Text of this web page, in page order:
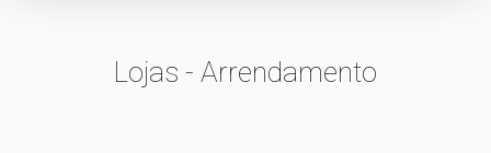
Lojas - Arrendamento